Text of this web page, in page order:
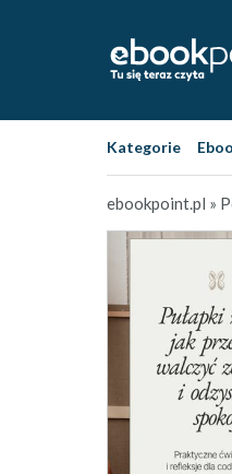
Kategorie
ebookpoint.pl »